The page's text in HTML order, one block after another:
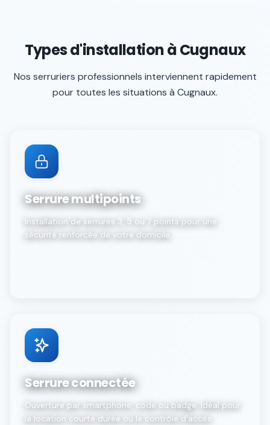
Types d'installation à Cugnaux
Nos serruriers professionnels interviennent rapidement
pour toutes les situations à Cugnaux.
Serrure multipoints
Installation de serrures 3, 5 ou 7 points pour une
sécurité renforcée de votre domicile.
Serrure connectée
Ouverture par smartphone, code ou badge. Idéal pour
la location courte durée ou le contrôle d'accès.